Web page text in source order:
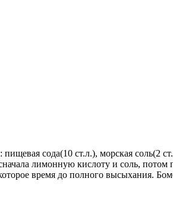
сода(10 ст.л.), морская соль(2
лимонную кислоту и соль,
время до полного высыхания.